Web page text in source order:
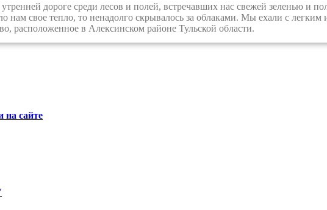
дороге среди лесов и полей, встречавших нас свежей зеленью и
нам свое тепло, то ненадолго скрывалось за облаками. Мы ехали с
расположенное в Алексинском районе Тульской области.
на сайте